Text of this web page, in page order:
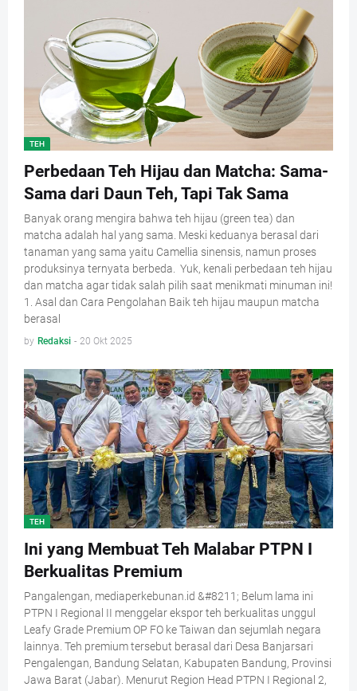
TEH
Perbedaan Teh Hijau dan Matcha: Sama-
Sama dari Daun Teh, Tapi Tak Sama
Banyak orang mengira bahwa teh hijau (green tea) dan
matcha adalah hal yang sama. Meski keduanya berasal dari
tanaman yang sama yaitu Camellia sinensis, namun proses
produksinya ternyata berbeda. Yuk, kenali perbedaan teh hijau
dan matcha agar tidak salah pilih saat menikmati minuman ini!
1. Asal dan Cara Pengolahan Baik teh hijau maupun matcha
berasal
by Redaksi - 20 Okt 2025
TEH
Ini yang Membuat Teh Malabar PTPN I
Berkualitas Premium
Pangalengan, mediaperkebunan.id &#8211; Belum lama ini
PTPN I Regional II menggelar ekspor teh berkualitas unggul
Leafy Grade Premium OP FO ke Taiwan dan sejumlah negara
lainnya. Teh premium tersebut berasal dari Desa Banjarsari
Pengalengan, Bandung Selatan, Kabupaten Bandung, Provinsi
Jawa Barat (Jabar). Menurut Region Head PTPN I Regional 2,